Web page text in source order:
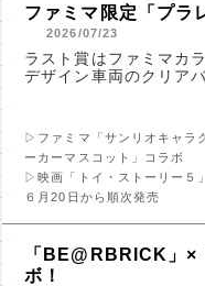
ファミマ限定「プラ
2026/07/23
ラスト賞はファミマカ
デザイン車両のクリア
▷ファミマ「サンリオキャラ
ーカーマスコット」コラボ
▷映画「トイ・ストーリー５
６月20日から順次発売
「BE@RBRICK」×
ボ！